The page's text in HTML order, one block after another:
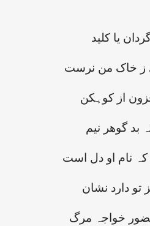
یا کلید
ز خاک من نرست
از کوہکن
بد گوھر نیم
نام او دل است
دارد نشان
خواجہ مرگ